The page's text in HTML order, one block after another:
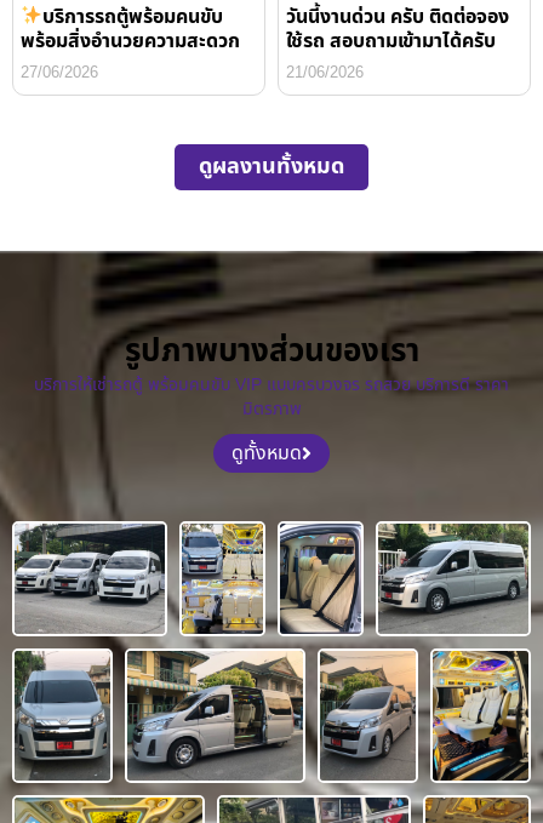
บริการรถตู้พร้อมคนขับ
พร้อมสิ่งอำนวยความสะดวก
27/06/2026
วันนี้งานด่วน ครับ ติดต่อจอง
ใช้รถ สอบถามเข้ามาได้ครับ
21/06/2026
ดูผลงานทั้งหมด
รูปภาพบางส่วนของเรา
บริการให้เช่ารถตู้ พร้อมคนขับ VIP แบบครบวงจร รถสวย บริการดี ราคา
มิตรภาพ
ดูทั้งหมด